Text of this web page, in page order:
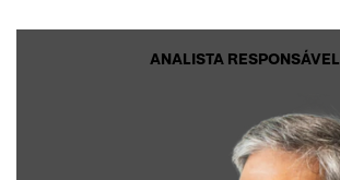
ANALISTA RESPONSÁVEL